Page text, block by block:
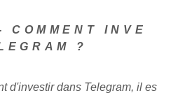
INVE
?
d'investir dans Telegram, il es